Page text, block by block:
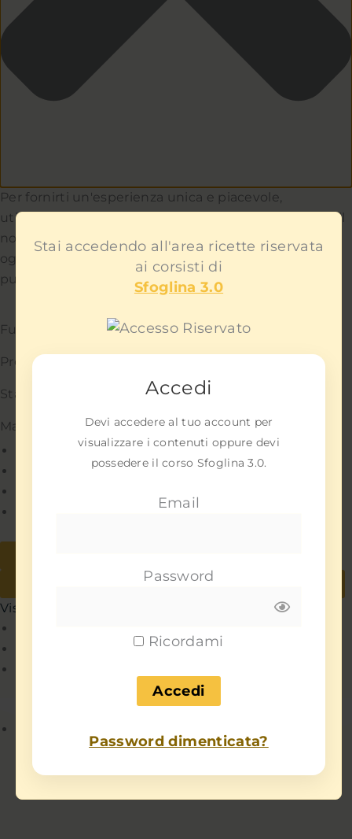
Per fornirti un'esperienza unica e piacevole,
utilizziamo i cookie per capire e aiutarci a migliorare il
nostro sito e servizio. Teniamo a cuore la privacy di
ogni utente e non ti mostreremo contenuti
pubblicitari fastidiosi.
Funzionale Sempre attivo
Preferenze
Statistiche
Marketing
Gestisci opzioni
Gestisci servizi
Per saperne di più su questi scopi
Visualizza le preferenze
Visualizza le preferenze
Stai accedendo all'area ricette riservata
ai corsisti di
Sfoglina 3.0
Accedi
Devi accedere al tuo account per
visualizzare i contenuti oppure devi
possedere il corso Sfoglina 3.0.
Email
Password
Ricordami
Password dimenticata?